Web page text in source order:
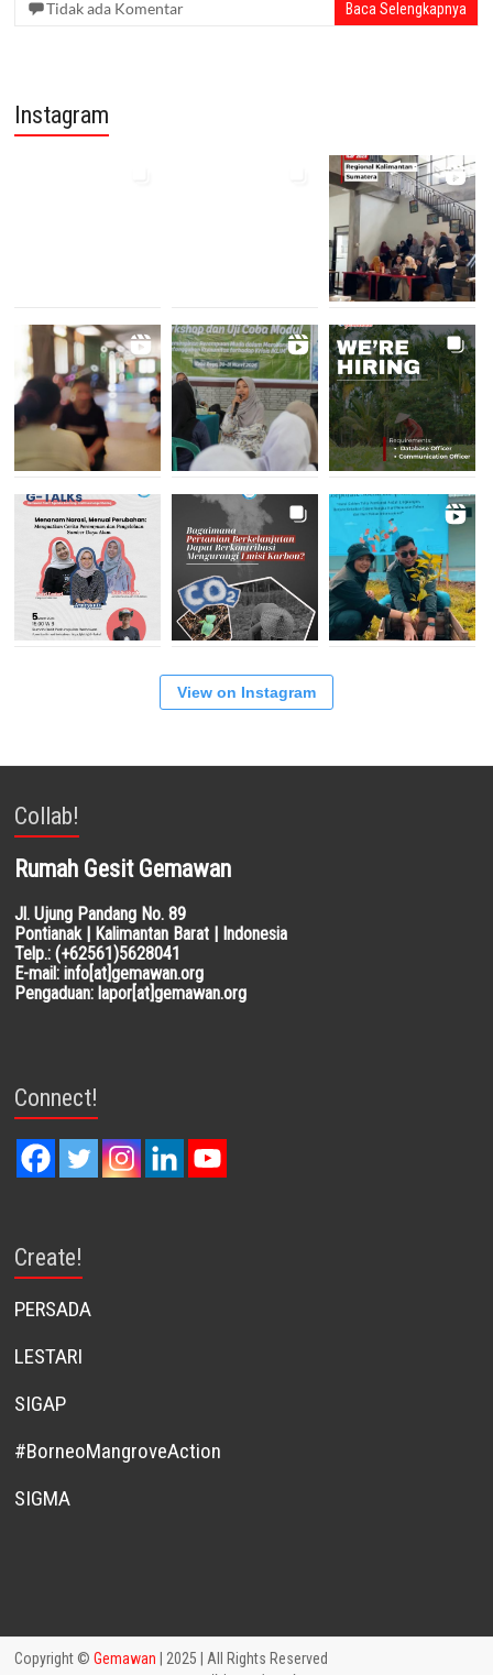
Tidak ada Komentar
Baca Selengkapnya
Instagram
View on Instagram
Collab!
Rumah Gesit Gemawan
Jl. Ujung Pandang No. 89
Pontianak | Kalimantan Barat | Indonesia
Telp.: (+62561)5628041
E-mail: info[at]gemawan.org
Pengaduan: lapor[at]gemawan.org
Connect!
Create!
PERSADA
LESTARI
SIGAP
#BorneoMangroveAction
SIGMA
Copyright ©Gemawan | 2025 | All Rights Reserved